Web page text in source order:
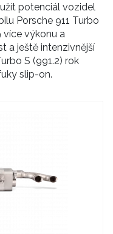
potenciál vozidel
Porsche 911 Turbo
více výkonu a
a ještě intenzivnější
S (991.2) rok
slip-on.